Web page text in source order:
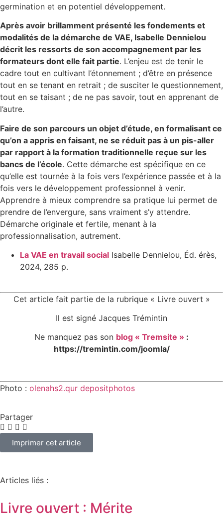
germination et en potentiel développement.
Après avoir brillamment présenté les fondements et
modalités de la démarche de VAE, Isabelle Dennielou
décrit les ressorts de son accompagnement par les
formateurs dont elle fait partie. L’enjeu est de tenir le
cadre tout en cultivant l’étonnement ; d’être en présence
tout en se tenant en retrait ; de susciter le questionnement,
tout en se taisant ; de ne pas savoir, tout en apprenant de
l’autre.
Faire de son parcours un objet d’étude, en formalisant ce
qu’on a appris en faisant, ne se réduit pas à un pis-aller
par rapport à la formation traditionnelle reçue sur les
bancs de l’école. Cette démarche est spécifique en ce
qu’elle est tournée à la fois vers l’expérience passée et à la
fois vers le développement professionnel à venir.
Apprendre à mieux comprendre sa pratique lui permet de
prendre de l’envergure, sans vraiment s’y attendre.
Démarche originale et fertile, menant à la
professionnalisation, autrement.
La VAE en travail social Isabelle Dennielou, Éd. érès,
2024, 285 p.
Cet article fait partie de la rubrique « Livre ouvert »
Il est signé Jacques Trémintin
Ne manquez pas son blog « Tremsite » :
https://tremintin.com/joomla/
Photo : olenahs2.qur depositphotos
Partager
Imprimer cet article
Articles liés :
Livre ouvert : Mérite